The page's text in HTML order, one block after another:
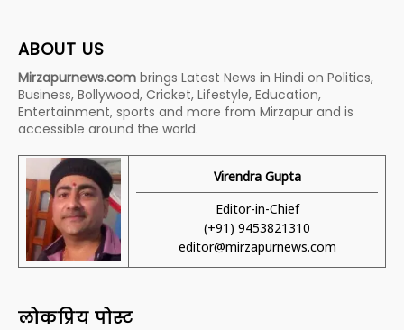
ABOUT US
Mirzapurnews.com brings Latest News in Hindi on Politics,
Business, Bollywood, Cricket, Lifestyle, Education,
Entertainment, sports and more from Mirzapur and is
accessible around the world.
Virendra Gupta
Editor-in-Chief
(+91) 9453821310
editor@mirzapurnews.com
लोकप्रिय पोस्ट